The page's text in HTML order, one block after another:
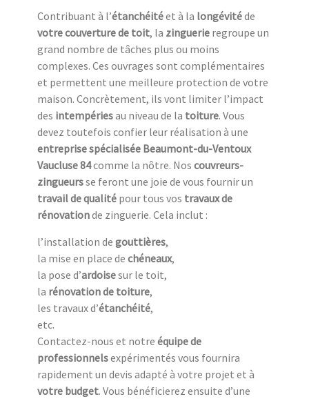
Contribuant à l’étanchéitéet à la longévitéde
votre couverture de toit, la zinguerie regroupe un
grand nombre de tâches plus ou moins
complexes. Ces ouvrages sont complémentaires
et permettent une meilleure protection de votre
maison. Concrètement, ils vont limiter l’impact
des intempériesau niveau de la toiture. Vous
devez toutefois confier leur réalisation à une
entreprise spécialisée Beaumont-du-Ventoux
Vaucluse 84comme la nôtre. Nos couvreurs-
zingueursse feront une joie de vous fournir un
travail de qualité pour tous vos travaux de
rénovationde zinguerie. Cela inclut :
l’installation de gouttières,
la mise en place de chéneaux,
la pose d’ardoisesur le toit,
la rénovation de toiture,
les travaux d’étanchéité,
etc.
Contactez-nous et notre équipe de
professionnelsexpérimentés vous fournira
rapidement un devis adapté à votre projet et à
votre budget. Vous bénéficierez ensuite d’une